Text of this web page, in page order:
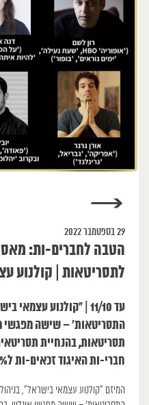
→
29 בספטמבר 2022
הטבה לחברים-ות:
לתסריטאות | קולנוע
עד 11/10 | ״קולנוע
התסריטאות׳ – שישה מפגשי
תסריטאות, בהנחיית
חברי-ות האיגוד זכאים-ות ל20% הנחה
המיזם ״קולנוע עצמאי בישראל״,